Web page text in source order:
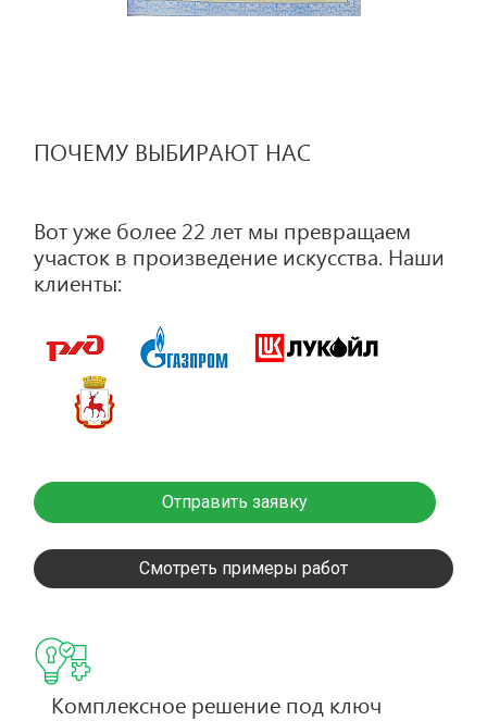
ПОЧЕМУ ВЫБИРАЮТ НАС
Вот уже более 22 лет мы превращаем
участок в произведение искусства. Наши
клиенты:
Отправить заявку
Смотреть примеры работ
Комплексное решение под ключ